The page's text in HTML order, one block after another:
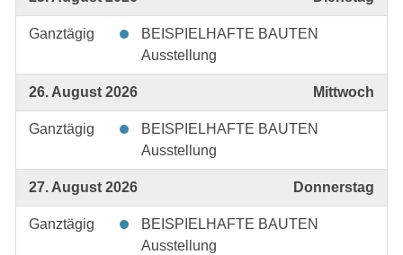
Ganztägig
BEISPIELHAFTE BAUTEN
Ausstellung
26. August 2026 Mittwoch
Ganztägig
BEISPIELHAFTE BAUTEN
Ausstellung
27. August 2026 Donnerstag
Ganztägig
BEISPIELHAFTE BAUTEN
Ausstellung